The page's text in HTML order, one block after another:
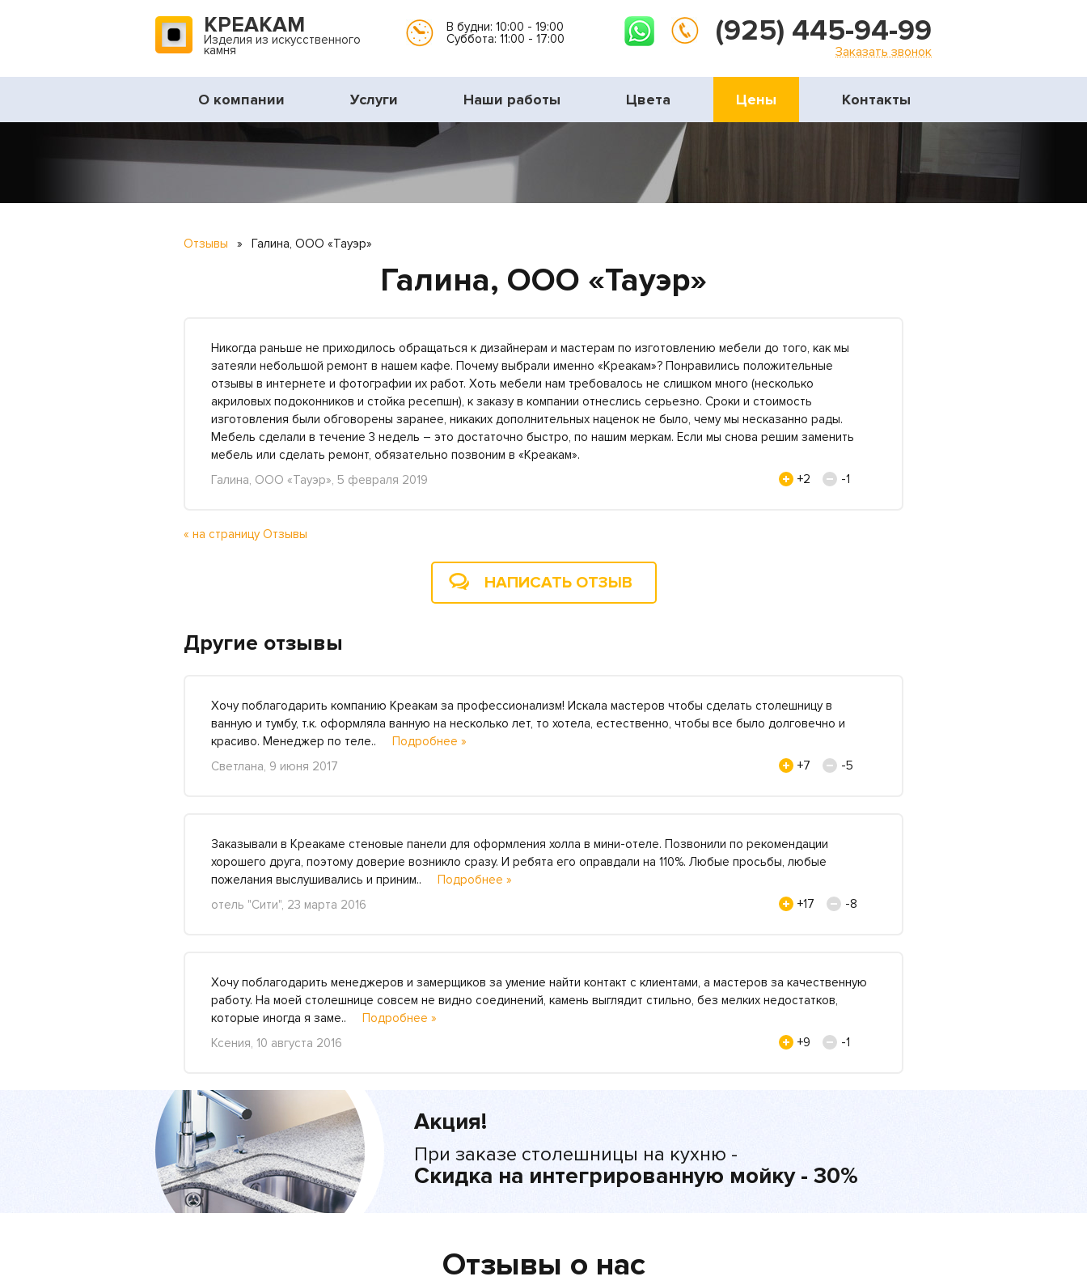
КРЕАКАМ
Изделия из искусственного
камня
В будни: 10:00 - 19:00
Суббота: 11:00 - 17:00
(925) 445-94-99
Заказать звонок
О компании Услуги Наши работы Цвета Цены Контакты
Отзывы » Галина, ООО «Тауэр»
Галина, ООО «Тауэр»
Никогда раньше не приходилось обращаться к дизайнерам и мастерам по изготовлению мебели до того, как мы
затеяли небольшой ремонт в нашем кафе. Почему выбрали именно «Креакам»? Понравились положительные
отзывы в интернете и фотографии их работ. Хоть мебели нам требовалось не слишком много (несколько
акриловых подоконников и стойка ресепшн), к заказу в компании отнеслись серьезно. Сроки и стоимость
изготовления были обговорены заранее, никаких дополнительных наценок не было, чему мы несказанно рады.
Мебель сделали в течение 3 недель – это достаточно быстро, по нашим меркам. Если мы снова решим заменить
мебель или сделать ремонт, обязательно позвоним в «Креакам».
+2
-1
Галина, ООО «Тауэр», 5 февраля 2019
« на страницу Отзывы
НАПИСАТЬ ОТЗЫВ
Другие отзывы
Хочу поблагодарить компанию Креакам за профессионализм! Искала мастеров чтобы сделать столешницу в
ванную и тумбу, т.к. оформляла ванную на несколько лет, то хотела, естественно, чтобы все было долговечно и
красиво. Менеджер по теле.. Подробнее »
+7
-5
Светлана, 9 июня 2017
Заказывали в Креакаме стеновые панели для оформления холла в мини-отеле. Позвонили по рекомендации
хорошего друга, поэтому доверие возникло сразу. И ребята его оправдали на 110%. Любые просьбы, любые
пожелания выслушивались и приним.. Подробнее »
+17
-8
отель "Сити", 23 марта 2016
Хочу поблагодарить менеджеров и замерщиков за умение найти контакт с клиентами, а мастеров за качественную
работу. На моей столешнице совсем не видно соединений, камень выглядит стильно, без мелких недостатков,
которые иногда я заме.. Подробнее »
+9
-1
Ксения, 10 августа 2016
Акция!
При заказе столешницы на кухню -
Скидка на интегрированную мойку - 30%
Отзывы о нас